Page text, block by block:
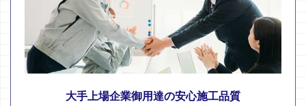
大手上場企業御用達の安心施工品質